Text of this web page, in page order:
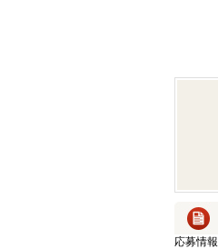
応募情報